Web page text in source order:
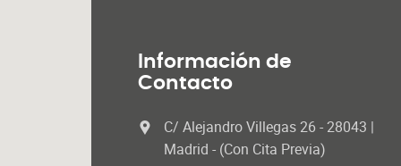
Información de
Contacto
C/ Alejandro Villegas 26 - 28043 |
Madrid - (Con Cita Previa)